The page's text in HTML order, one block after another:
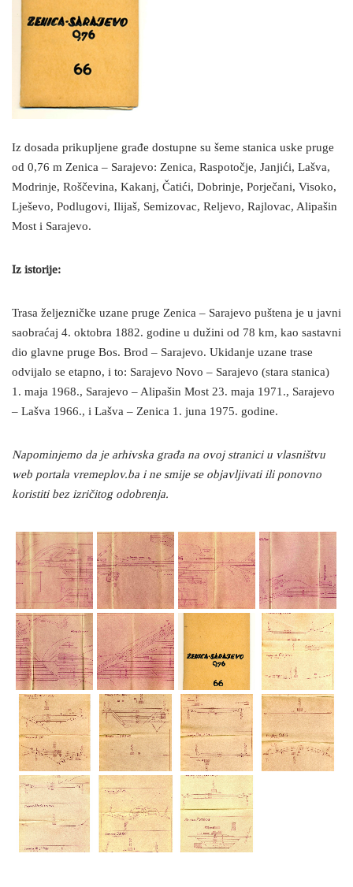
Iz dosada prikupljene građe dostupne su šeme stanica uske pruge
od 0,76 m Zenica – Sarajevo: Zenica, Raspotočje, Janjići, Lašva,
Modrinje, Roščevina, Kakanj, Čatići, Dobrinje, Porječani, Visoko,
Lješevo, Podlugovi, Ilijaš, Semizovac, Reljevo, Rajlovac, Alipašin
Most i Sarajevo.
Iz istorije:
Trasa željezničke uzane pruge Zenica – Sarajevo puštena je u javni
saobraćaj 4. oktobra 1882. godine u dužini od 78 km, kao sastavni
dio glavne pruge Bos. Brod – Sarajevo. Ukidanje uzane trase
odvijalo se etapno, i to: Sarajevo Novo – Sarajevo (stara stanica)
1. maja 1968., Sarajevo – Alipašin Most 23. maja 1971., Sarajevo
– Lašva 1966., i Lašva – Zenica 1. juna 1975. godine.
Napominjemo da je arhivska građa na ovoj stranici u vlasništvu
web portala vremeplov.ba i ne smije se objavljivati ili ponovno
koristiti bez izričitog odobrenja.